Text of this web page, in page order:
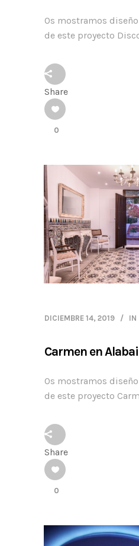
Os mostramos
de este proyecto
Share
0
DICIEMBRE 14, 2019 IN
Carmen en
Os mostramos
de este proyecto
Share
0